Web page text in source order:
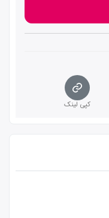
کپی لینک